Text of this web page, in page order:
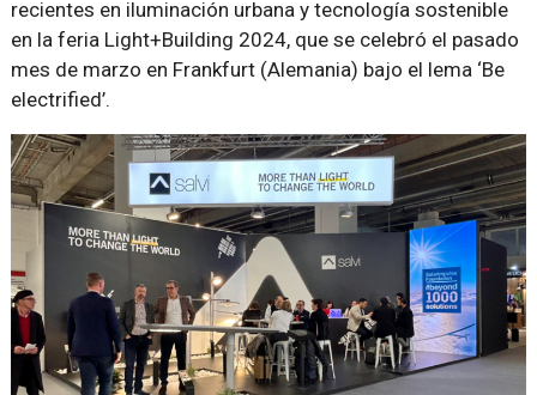
recientes en iluminación urbana y tecnología sostenible
en la feria Light+Building 2024, que se celebró el pasado
mes de marzo en Frankfurt (Alemania) bajo el lema ‘Be
electrified’.